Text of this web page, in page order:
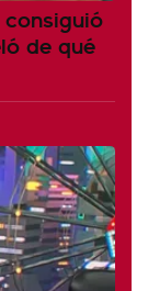
consiguió
de qué